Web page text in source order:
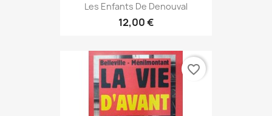
Les Enfants De Denouval
12,00 €
favorite_border